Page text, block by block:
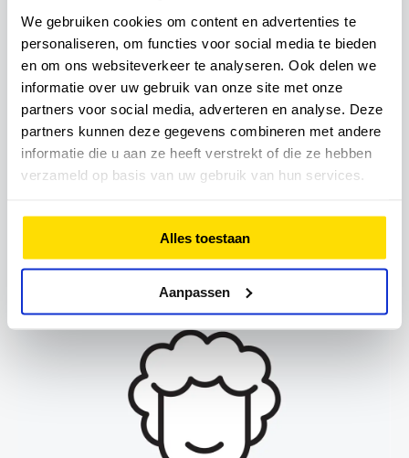
We gebruiken cookies om content en advertenties te
personaliseren, om functies voor social media te bieden
en om ons websiteverkeer te analyseren. Ook delen we
informatie over uw gebruik van onze site met onze
partners voor social media, adverteren en analyse. Deze
partners kunnen deze gegevens combineren met andere
informatie die u aan ze heeft verstrekt of die ze hebben
verzameld op basis van uw gebruik van hun services.
Alles toestaan
Aanpassen